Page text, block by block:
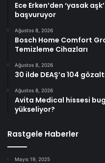
Ece Erken’den ‘yasak
başvuruyor
Ağustos 8, 2026
Bosch Home Comfort
Temizleme Cihazları
Ağustos 8, 2026
30 ilde DEAŞ’a 104
Ağustos 8, 2026
Avita Medical hissesi
yükseliyor?
Rastgele Haberler
Mayıs 19, 2025